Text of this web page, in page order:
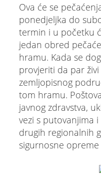
Ova će se
ponedjeljka do
termin i u početku
jedan obred
hramu. Kada se
provjeriti da par
zemljopisnog
tom hramu.
javnog zdravstva,
vezi s putovanjima
drugih regionalnih
sigurnosne